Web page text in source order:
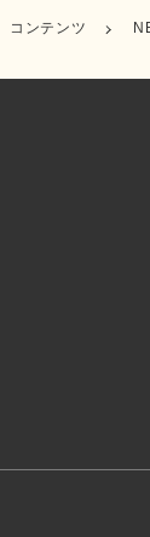
コンテンツ